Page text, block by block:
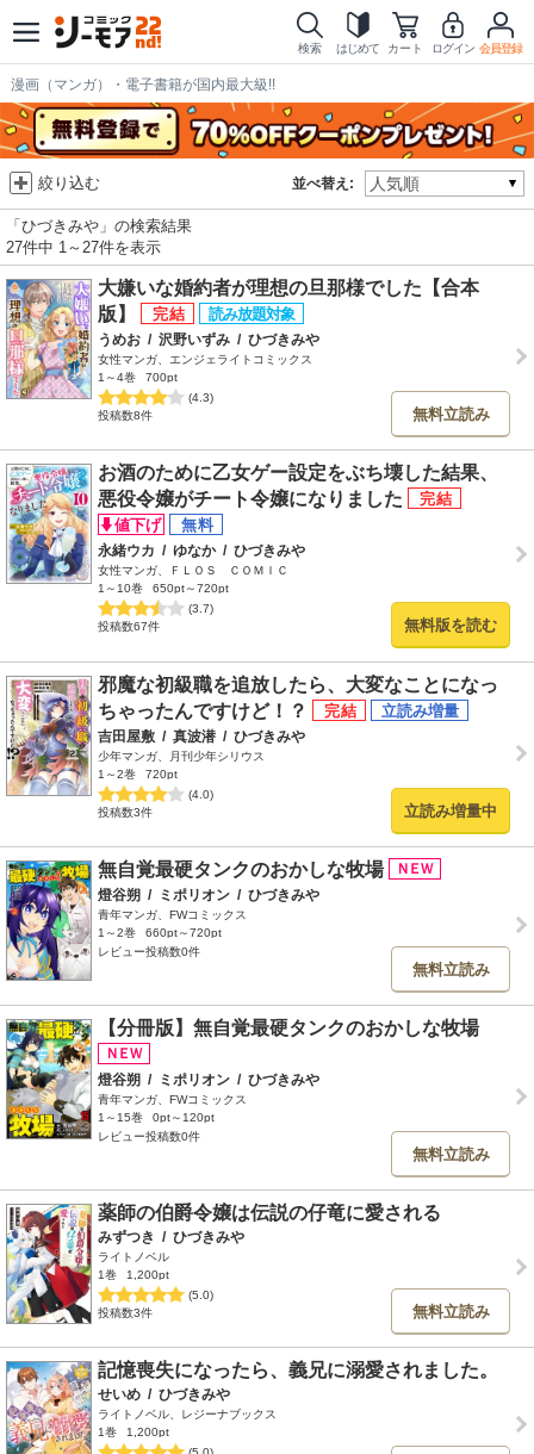
検索 はじめて カート ログイン 会員登録
漫画（マンガ）・電子書籍が国内最大級!!
並べ替え:
絞り込む
「ひづきみや」の検索結果
27件中 1～27件を表示
大嫌いな婚約者が理想の旦那様でした【合本
版】
うめお / 沢野いずみ / ひづきみや
女性マンガ、エンジェライトコミックス
1～4巻
700pt
(4.3)
投稿数8件
無料立読み
お酒のために乙女ゲー設定をぶち壊した結果、
悪役令嬢がチート令嬢になりました
永緒ウカ / ゆなか / ひづきみや
女性マンガ、ＦＬＯＳ ＣＯＭＩＣ
1～10巻
650pt～720pt
(3.7)
投稿数67件
無料版を読む
邪魔な初級職を追放したら、大変なことになっ
ちゃったんですけど！？
吉田屋敷 / 真波潜 / ひづきみや
少年マンガ、月刊少年シリウス
1～2巻
720pt
(4.0)
投稿数3件
立読み増量中
無自覚最硬タンクのおかしな牧場
燈谷朔 / ミポリオン / ひづきみや
青年マンガ、FWコミックス
1～2巻
660pt～720pt
レビュー投稿数0件
無料立読み
【分冊版】無自覚最硬タンクのおかしな牧場
燈谷朔 / ミポリオン / ひづきみや
青年マンガ、FWコミックス
1～15巻
0pt～120pt
レビュー投稿数0件
無料立読み
薬師の伯爵令嬢は伝説の仔竜に愛される
みずつき / ひづきみや
ライトノベル
1巻
1,200pt
(5.0)
投稿数3件
無料立読み
記憶喪失になったら、義兄に溺愛されました。
せいめ / ひづきみや
ライトノベル、レジーナブックス
1巻
1,200pt